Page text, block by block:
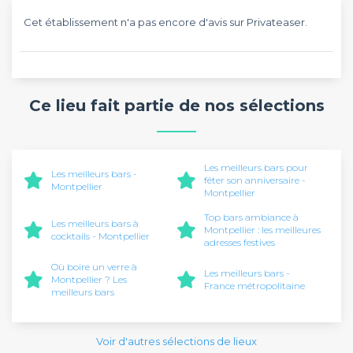
Cet établissement n'a pas encore d'avis sur Privateaser.
Ce lieu fait partie de nos sélections
Les meilleurs bars -
Montpellier
Les meilleurs bars pour
fêter son anniversaire -
Montpellier
Les meilleurs bars à
cocktails - Montpellier
Top bars ambiance à
Montpellier : les meilleures
adresses festives
Où boire un verre à
Montpellier ? Les
meilleurs bars
Les meilleurs bars -
France métropolitaine
Voir d'autres sélections de lieux